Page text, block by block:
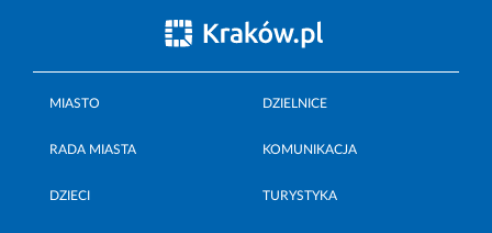
MIASTO DZIELNICE
RADA MIASTA KOMUNIKACJA
DZIECI TURYSTYKA